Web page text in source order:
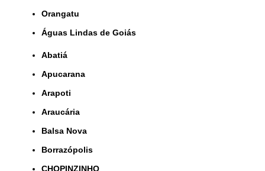
orangatu
Águas Lindas de Goiás
Abatiá
Apucarana
Arapoti
Araucária
Balsa Nova
Borrazópolis
CHOPINZINHO